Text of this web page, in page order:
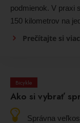
podmienok. V praxi
150 kilometrov na
Prečítajte si viac
Bicykle
Ako si vybrať
Správna